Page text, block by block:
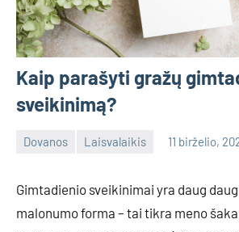
Kaip parašyti gražų
sveikinimą?
Dovanos Laisvalaikis 11 birželio,
Gimtadienio sveikinimai yra daug
malonumo forma – tai tikra meno